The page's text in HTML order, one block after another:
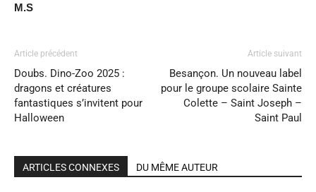
M.S
Article précédent
Doubs. Dino-Zoo 2025 :
dragons et créatures
fantastiques s’invitent pour
Halloween
Article suivant
Besançon. Un nouveau label
pour le groupe scolaire Sainte
Colette – Saint Joseph –
Saint Paul
ARTICLES CONNEXES DU MÊME AUTEUR